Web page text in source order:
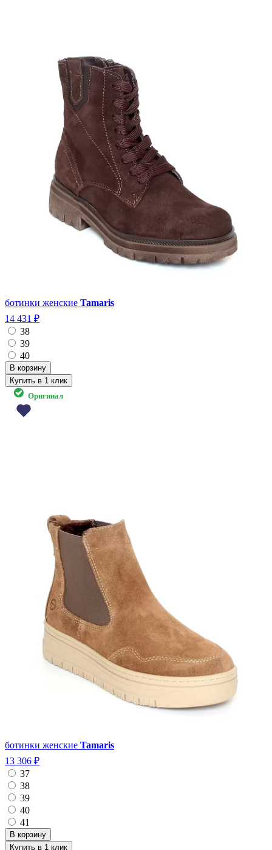
ботинки женские Tamaris
14 431 ₽
38
39
40
Купить в 1 клик
Оригинал
ботинки женские Tamaris
13 306 ₽
37
38
39
40
41
Купить в 1 клик